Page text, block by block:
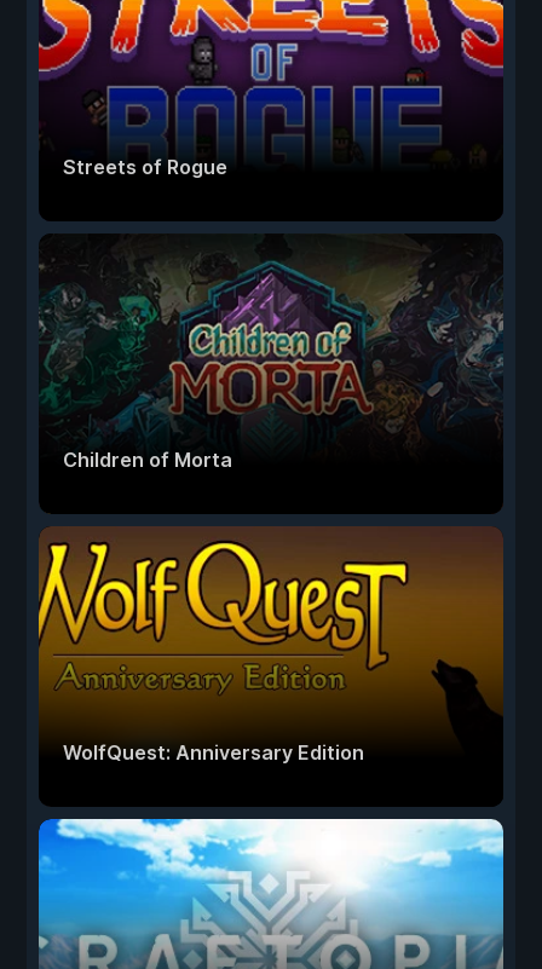
Streets of Rogue
Children of Morta
WolfQuest: Anniversary Edition